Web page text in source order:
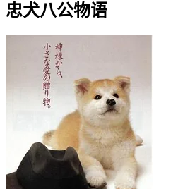
忠犬八公物语